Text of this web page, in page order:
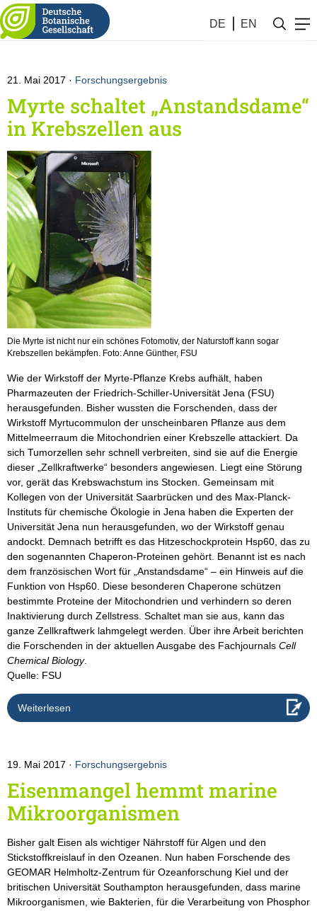
DE EN
Botanik #20 (2017)
21. Mai 2017 Forschungsergebnis
Myrte schaltet „Anstandsdame“
in Krebszellen aus
Die Myrte ist nicht nur ein schönes Fotomotiv, der Naturstoff kann sogar
Krebszellen bekämpfen. Foto: Anne Günther, FSU
Wie der Wirkstoff der Myrte-Pflanze Krebs aufhält, haben
Pharmazeuten der Friedrich-Schiller-Universität Jena (FSU)
herausgefunden. Bisher wussten die Forschenden, dass der
Wirkstoff Myrtucommulon der unscheinbaren Pflanze aus dem
Mittelmeerraum die Mitochondrien einer Krebszelle attackiert. Da
sich Tumorzellen sehr schnell verbreiten, sind sie auf die Energie
dieser „Zellkraftwerke“ besonders angewiesen. Liegt eine Störung
vor, gerät das Krebswachstum ins Stocken. Gemeinsam mit
Kollegen von der Universität Saarbrücken und des Max-Planck-
Instituts für chemische Ökologie in Jena haben die Experten der
Universität Jena nun herausgefunden, wo der Wirkstoff genau
andockt. Demnach betrifft es das Hitzeschockprotein Hsp60, das zu
den sogenannten Chaperon-Proteinen gehört. Benannt ist es nach
dem französischen Wort für „Anstandsdame“ – ein Hinweis auf die
Funktion von Hsp60. Diese besonderen Chaperone schützen
bestimmte Proteine der Mitochondrien und verhindern so deren
Inaktivierung durch Zellstress. Schaltet man sie aus, kann das
ganze Zellkraftwerk lahmgelegt werden. Über ihre Arbeit berichten
die Forschenden in der aktuellen Ausgabe des Fachjournals Cell
Chemical Biology.
Quelle: FSU
Weiterlesen
19. Mai 2017 Forschungsergebnis
Eisenmangel hemmt marine
Mikroorganismen
Bisher galt Eisen als wichtiger Nährstoff für Algen und den
Stickstoffkreislauf in den Ozeanen. Nun haben Forschende des
GEOMAR Helmholtz-Zentrum für Ozeanforschung Kiel und der
britischen Universität Southampton herausgefunden, dass marine
Mikroorganismen, wie Bakterien, für die Verarbeitung von Phosphor